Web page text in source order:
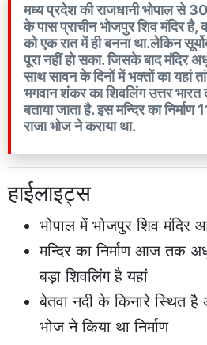
मध्य प्रदेश की राजधानी भोपाल से
के पास प्राचीन भोजपुर शिव मंदिर है,
को एक रात में ही बनना था.लेकिन
पूरा नहीं हो सका. जिसके बाद मंदिर
साथ सावन के दिनों में भक्तों का यहां
भगवान शंकर का शिवलिंग उत्तर
बताया जाता है. इस मन्दिर का
राजा भोज ने कराया था.
हाईलाइट्स
भोपाल में भोजपुर शिव मंदिर
मन्दिर का निर्माण आज तक
बड़ा शिवलिंग है यहां
बेतवा नदी के किनारे स्थित है
भोज ने किया था निर्माण